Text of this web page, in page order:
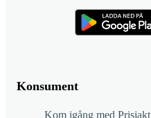
Konsument
Kom igång med Prisjakt